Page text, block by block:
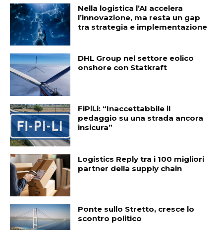
Nella logistica l’AI accelera
l’innovazione, ma resta un gap
tra strategia e implementazione
DHL Group nel settore eolico
onshore con Statkraft
FiPiLi: “Inaccettabbile il
pedaggio su una strada ancora
insicura”
Logistics Reply tra i 100 migliori
partner della supply chain
Ponte sullo Stretto, cresce lo
scontro politico